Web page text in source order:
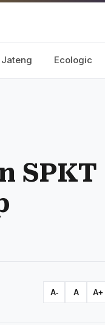
Jateng Ecologic
SPKT
A- A A+